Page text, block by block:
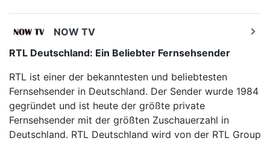
NOW TV
SHOW TV
A2 TV
RTL Deutschland: Ein Beliebter Fernsehsender
RTL ist einer der bekanntesten und beliebtesten
Fernsehsender in Deutschland. Der Sender wurde 1984
gegründet und ist heute der größte private
Fernsehsender mit der größten Zuschauerzahl in
Deutschland. RTL Deutschland wird von der RTL Group